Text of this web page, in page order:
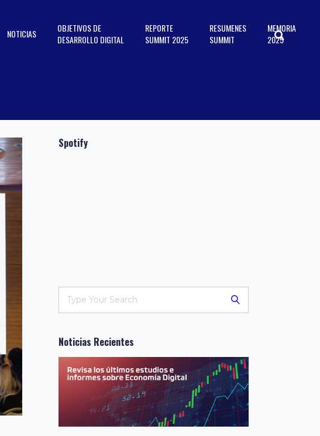
NOTICIAS
OBJETIVOS DE
DESARROLLO DIGITAL
REPORTE
SUMMIT 2025
RESUMENES
SUMMIT
MEMORIA
2025
Spotify
Noticias Recientes